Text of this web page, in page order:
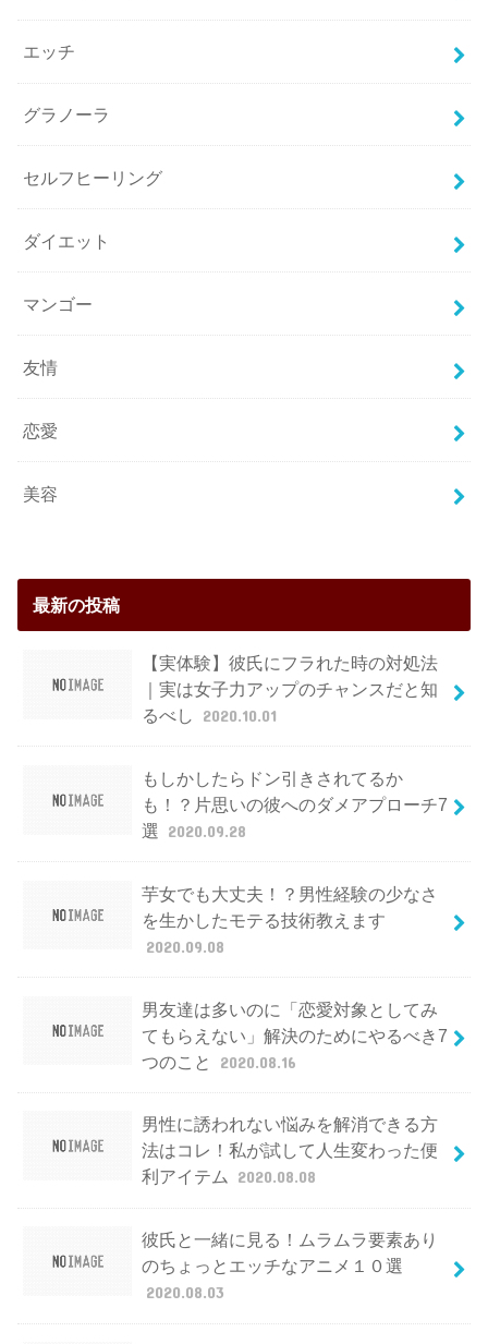
エッチ
グラノーラ
セルフヒーリング
ダイエット
マンゴー
友情
恋愛
美容
最新の投稿
【実体験】彼氏にフラれた時の対処法
｜実は女子力アップのチャンスだと知
るべし
2020.10.01
もしかしたらドン引きされてるか
も！？片思いの彼へのダメアプローチ7
選 2020.09.28
芋女でも大丈夫！？男性経験の少なさ
を生かしたモテる技術教えます
2020.09.08
男友達は多いのに「恋愛対象としてみ
てもらえない」解決のためにやるべき7
つのこと
2020.08.16
男性に誘われない悩みを解消できる方
法はコレ！私が試して人生変わった便
利アイテム
2020.08.08
彼氏と一緒に見る！ムラムラ要素あり
のちょっとエッチなアニメ１０選
2020.08.03